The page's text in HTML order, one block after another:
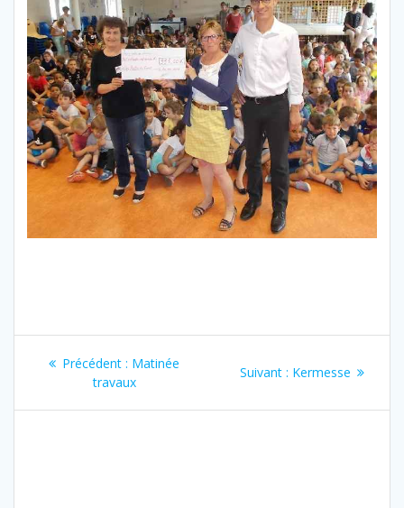
Navigation
Précédent : Article
précédent
Matinée
travaux
Suivant : Article
:
Kermesse